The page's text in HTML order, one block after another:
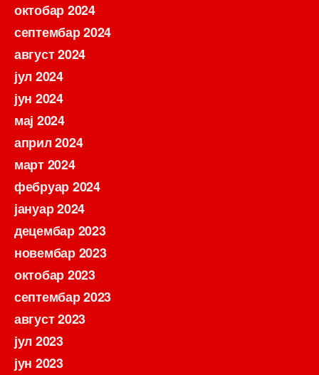
октобар 2024
септембар 2024
август 2024
јул 2024
јун 2024
мај 2024
април 2024
март 2024
фебруар 2024
јануар 2024
децембар 2023
новембар 2023
октобар 2023
септембар 2023
август 2023
јул 2023
јун 2023